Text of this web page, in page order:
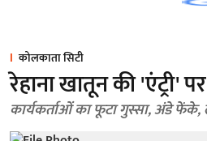
कोलकाता सिटी
रेहाना खातून की 'एंट्री'
कार्यकर्ताओं का फूटा गुस्सा, अंडे फेंके,